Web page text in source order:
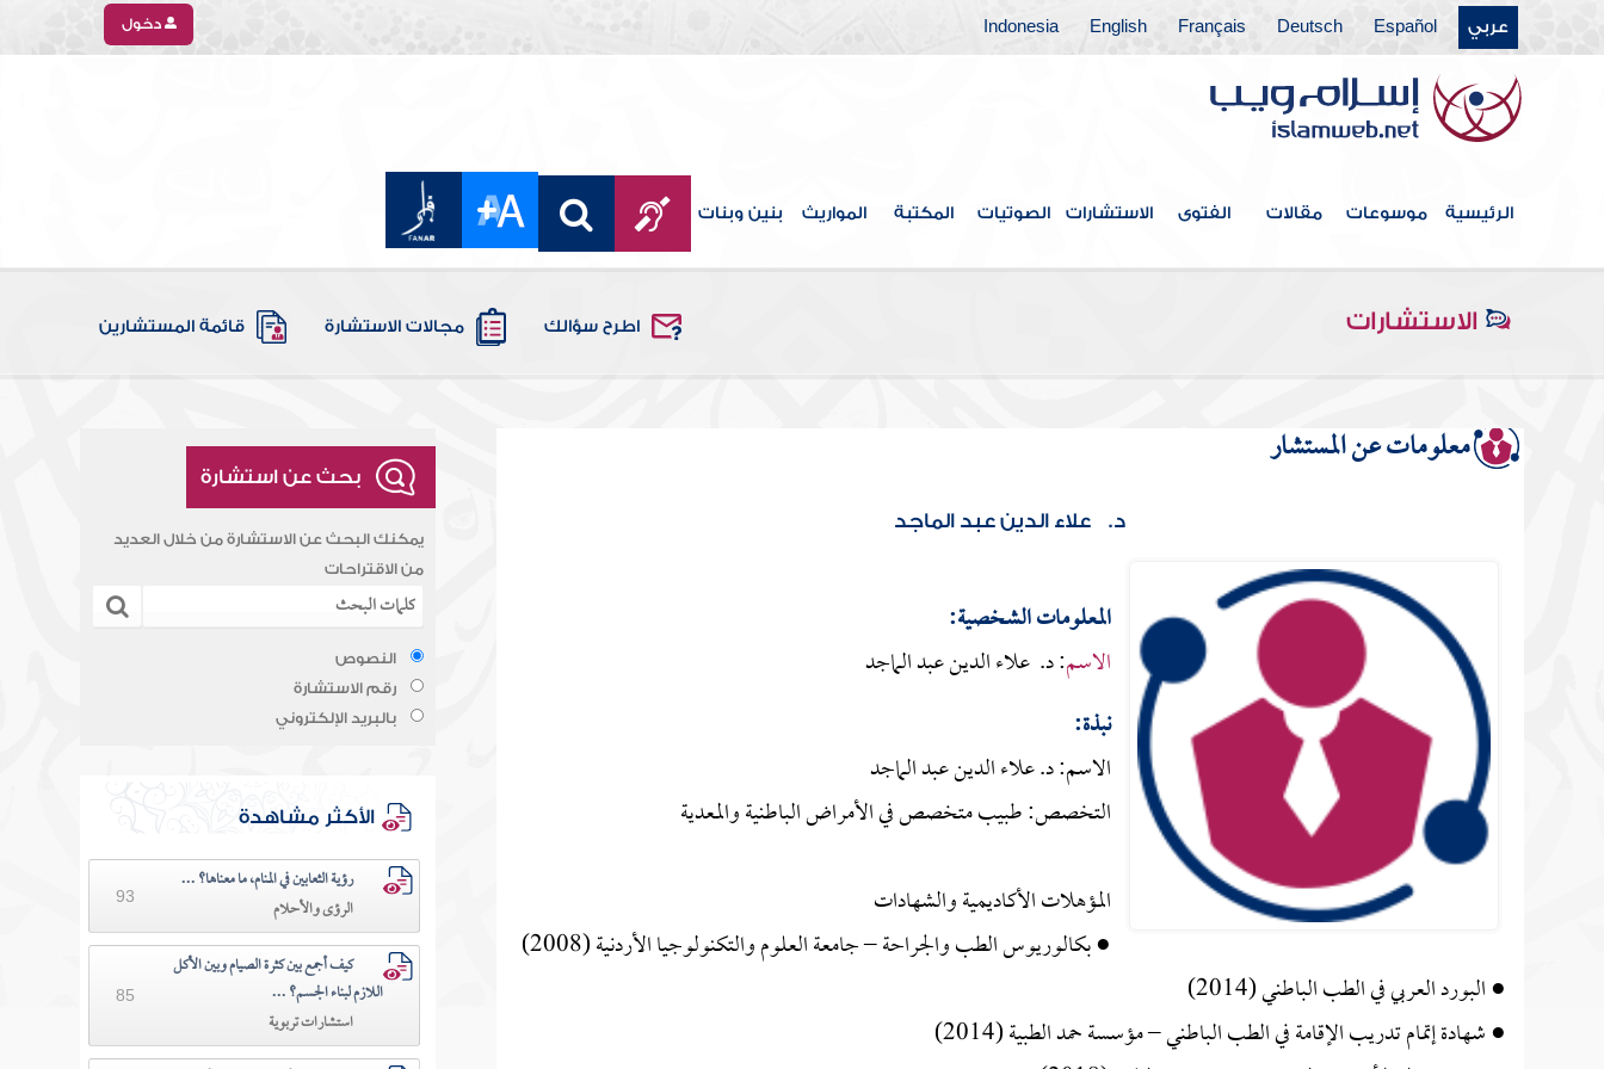
عربي Español
Deutsch
Français
English
Indonesia دخول
الرئيسية موسوعات مقالات الفتوى الاستشارات الصوتيات المكتبة المواريث بنين وبنات
الاستشارات اطرح سؤالك مجالات الاستشارة قائمة المستشارين
معلومات عن المستشار
د. علاء الدين عبد الماجد
المعلومات الشـخصية:
الاسم: د. علاء الدين عبد الماجد
نبذة:
الاسم: د. علاء الدين عبد الماجد
التخصص: طبيب متخصص في الأمراض الباطنية والمعدية
المؤهلات الأكاديمية والشهادات
● بكالوريوس الطب والجراحة – جامعة العلوم والتكنولوجيا الأردنية (2008)
● البورد العربي في الطب الباطني (2014)
● شهادة إتمام تدريب الإقامة في الطب الباطني – مؤسسة حمد الطبية (2014)
بحث عن استشارة
يمكنك البحث عن الاستشارة من خلال العديد
من الاقتراحات
النصوص
رقم الاستشارة
بالبريد الإلكتروني
الأكثر مشاهدة
رؤية الثعابين في المنام، ما معناها؟ ...
الرؤى والأحلام
93
كيف أجمع بين كثرة الصيام وبين الأكل
اللازم لبناء الجسم؟ ...
استشارات تربوية
85